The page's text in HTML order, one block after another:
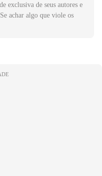
exclusiva de seus autores e
achar algo que viole os